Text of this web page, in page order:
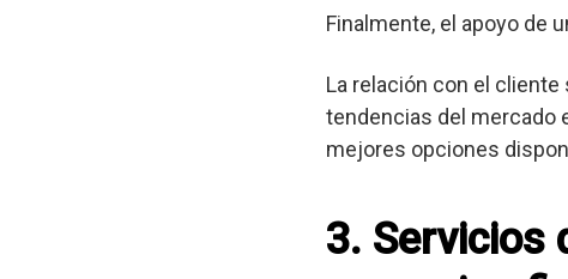
Finalmente, el apoyo de
La relación con el
tendencias del mercado
mejores opciones
3. Servicios